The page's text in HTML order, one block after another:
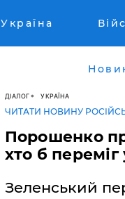
Україна
ДІАЛОГ УКРАЇНА
ЧИТАТИ НОВИНУ
Порошенко
хто б переміг
Зеленський